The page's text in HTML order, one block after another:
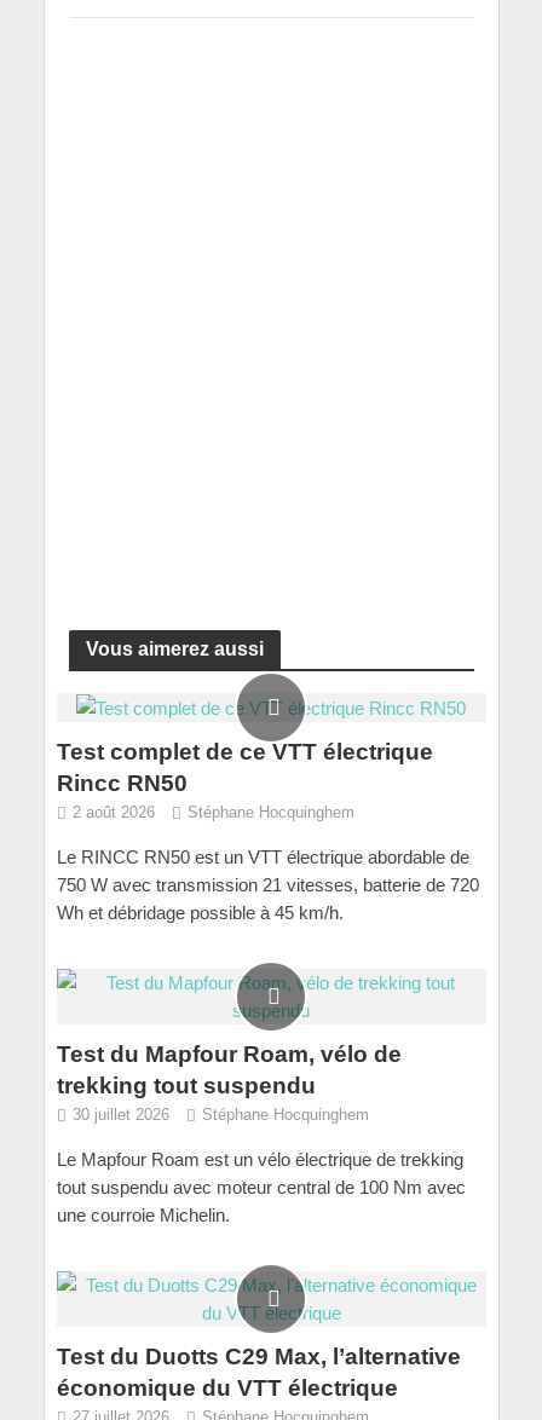
Vous aimerez aussi
Test complet de ce VTT électrique
Rincc RN50
2 août 2026 Stéphane Hocquinghem
Le RINCC RN50 est un VTT électrique abordable de
750 W avec transmission 21 vitesses, batterie de 720
Wh et débridage possible à 45 km/h.
Test du Mapfour Roam, vélo de
trekking tout suspendu
30 juillet 2026 Stéphane Hocquinghem
Le Mapfour Roam est un vélo électrique de trekking
tout suspendu avec moteur central de 100 Nm avec
une courroie Michelin.
Test du Duotts C29 Max, l’alternative
économique du VTT électrique